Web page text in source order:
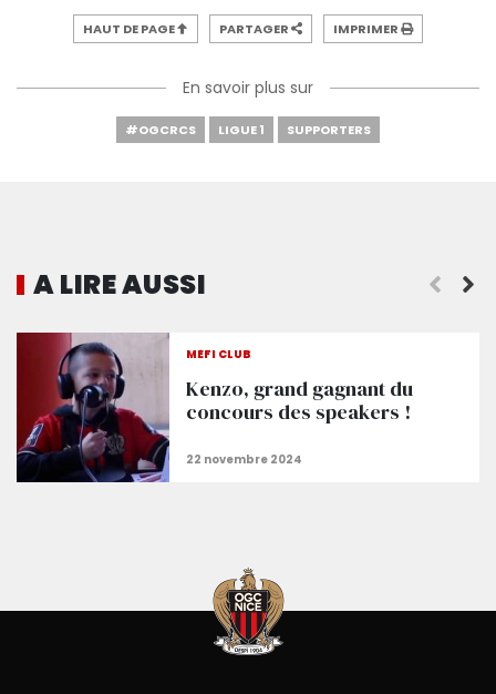
HAUT DE PAGE PARTAGER IMPRIMER
En savoir plus sur
#OGCRCS LIGUE 1 SUPPORTERS
A LIRE AUSSI
MÈFI CLUB
Kenzo, grand gagnant du
concours des speakers !